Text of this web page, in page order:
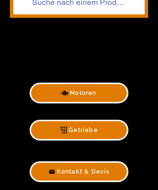
Motoren
Getriebe
Kontakt & Devis